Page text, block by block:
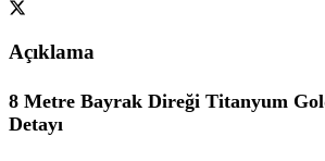
Açıklama
8 Metre Bayrak Direği Titanyum
Detayı